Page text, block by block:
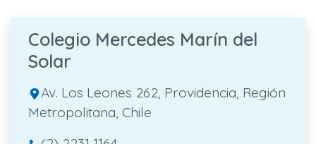
Colegio Mercedes Marín del
Solar
Av. Los Leones 262, Providencia, Región
Metropolitana, Chile